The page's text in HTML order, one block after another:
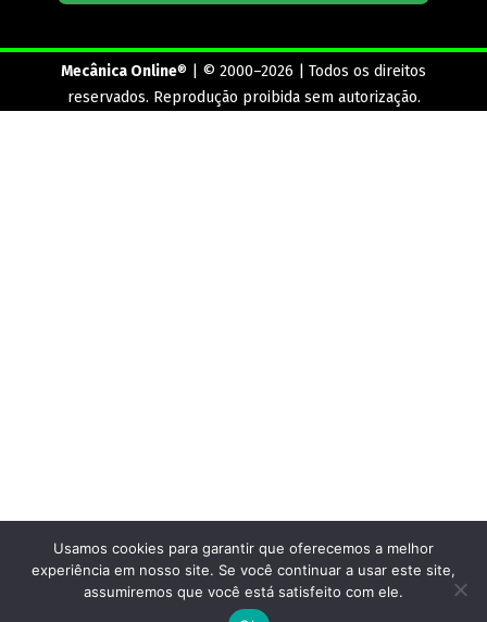
Mecânica Online® | © 2000–2026 | Todos os direitos
reservados. Reprodução proibida sem autorização.
Usamos cookies para garantir que oferecemos a melhor
experiência em nosso site. Se você continuar a usar este site,
assumiremos que você está satisfeito com ele.